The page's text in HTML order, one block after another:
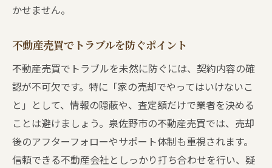
かせません。
不動産売買でトラブルを防ぐポイント
不動産売買でトラブルを未然に防ぐには、契約内容の確
認が不可欠です。特に「家の売却でやってはいけないこ
と」として、情報の隠蔽や、査定額だけで業者を決める
ことは避けましょう。泉佐野市の不動産売買では、売却
後のアフターフォローやサポート体制も重視されます。
信頼できる不動産会社としっかり打ち合わせを行い、疑